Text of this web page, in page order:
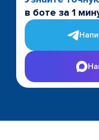
в боте за 1